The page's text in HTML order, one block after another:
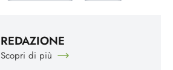
REDAZIONE
Scopri di più